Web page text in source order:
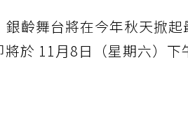
銀齡舞台將在今年秋天掀
於 11月8日（星期六）